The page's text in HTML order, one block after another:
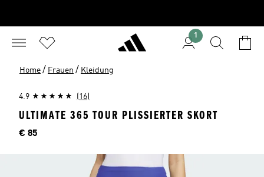
1
Home / Frauen / Kleidung
4.9 (16)
ULTIMATE 365 TOUR PLISSIERTER SKORT
Preis
€ 85